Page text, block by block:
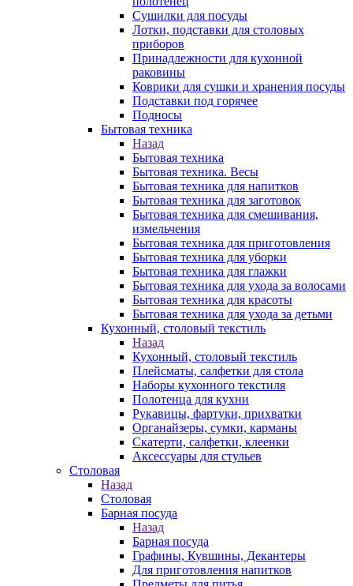
Сушилки для посуды
Лотки, подставки для столовых
приборов
Принадлежности для кухонной
раковины
Коврики для сушки и хранения посуды
Подставки под горячее
Подносы
Бытовая техника
Назад
Бытовая техника
Бытовая техника. Весы
Бытовая техника для напитков
Бытовая техника для заготовок
Бытовая техника для смешивания,
измельчения
Бытовая техника для приготовления
Бытовая техника для уборки
Бытовая техника для глажки
Бытовая техника для ухода за волосами
Бытовая техника для красоты
Бытовая техника для ухода за детьми
Кухонный, столовый текстиль
Назад
Кухонный, столовый текстиль
Плейсматы, салфетки для стола
Наборы кухонного текстиля
Полотенца для кухни
Рукавицы, фартуки, прихватки
Органайзеры, сумки, карманы
Скатерти, салфетки, клеенки
Аксессуары для стульев
Столовая
Назад
Столовая
Барная посуда
Назад
Барная посуда
Графины, Кувшины, Декантеры
Для приготовления напитков